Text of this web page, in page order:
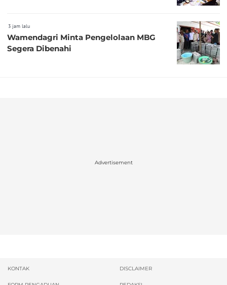
3 jam lalu
Wamendagri Minta Pengelolaan MBG
Segera Dibenahi
Advertisement
KONTAK DISCLAIMER